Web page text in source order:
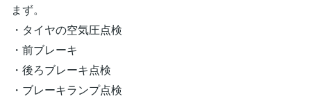
まず。
・タイヤの空気圧点検
・前ブレーキ
・後ろブレーキ点検
・ブレーキランプ点検